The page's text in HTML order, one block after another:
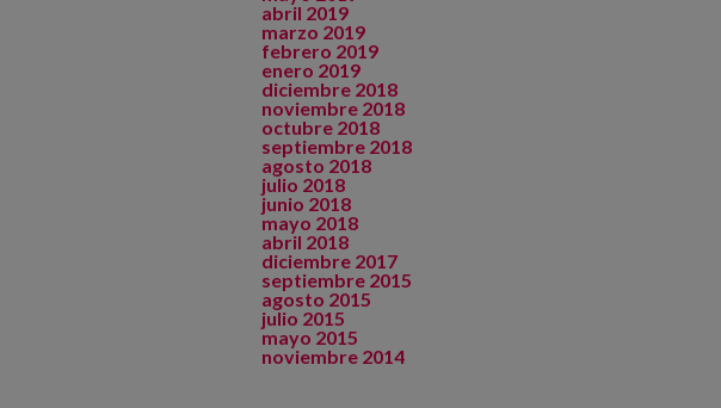
abril 2019
marzo 2019
febrero 2019
enero 2019
diciembre 2018
noviembre 2018
octubre 2018
septiembre 2018
agosto 2018
julio 2018
junio 2018
mayo 2018
abril 2018
diciembre 2017
septiembre 2015
agosto 2015
julio 2015
mayo 2015
noviembre 2014